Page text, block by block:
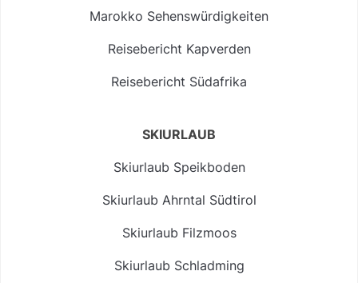
Marokko Sehenswürdigkeiten
Reisebericht Kapverden
Reisebericht Südafrika
SKIURLAUB
Skiurlaub Speikboden
Skiurlaub Ahrntal Südtirol
Skiurlaub Filzmoos
Skiurlaub Schladming